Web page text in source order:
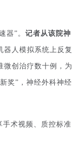
器”。 记者从该 院神
器人模拟系统上反复
微创治疗数十例，为
奖”，神经外科神经
术视频、质控标准